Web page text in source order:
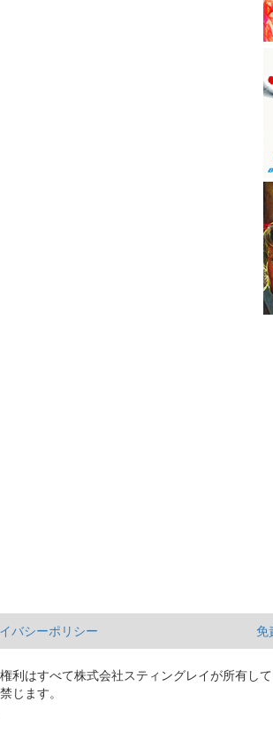
バシーポリシー 免
利はすべて株式会社スティングレイが所有して
じます。